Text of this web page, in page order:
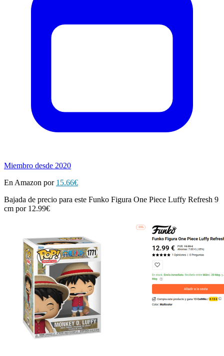
Miembro desde 2020
En Amazon por 15.66€
Bajada de precio para este Funko Figura One Piece Luffy Refresh 9
cm por 12.99€